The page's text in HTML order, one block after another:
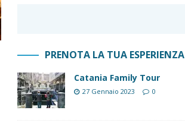
PRENOTA LA TUA ESPERIENZA
Catania Family Tour
27 Gennaio 2023 0